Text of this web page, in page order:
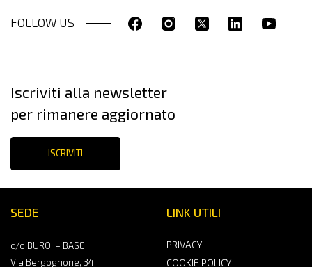
FOLLOW US
SEDE
c/o BURO’ – BASE
Via Bergognone, 34
LINK UTILI
PRIVACY
COOKIE POLICY
Iscriviti alla newsletter
per rimanere aggiornato
ISCRIVITI